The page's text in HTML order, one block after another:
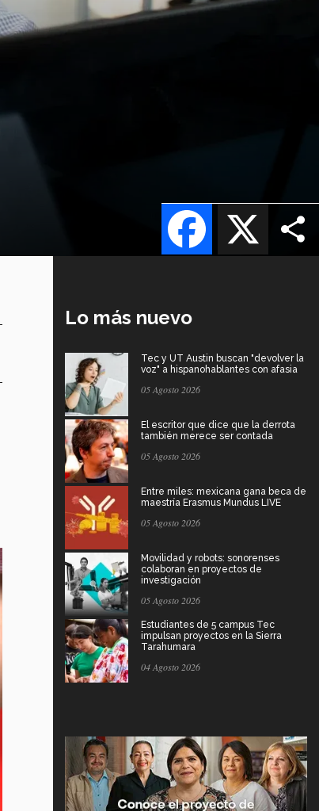
X
Facebook
Lo más nuevo
Tec y UT Austin buscan "devolver la
voz" a hispanohablantes con afasia
05 Agosto 2026
El escritor que dice que la derrota
también merece ser contada
05 Agosto 2026
Entre miles: mexicana gana beca de
maestría Erasmus Mundus LIVE
05 Agosto 2026
Movilidad y robots: sonorenses
colaboran en proyectos de
investigación
05 Agosto 2026
Estudiantes de 5 campus Tec
impulsan proyectos en la Sierra
Tarahumara
04 Agosto 2026